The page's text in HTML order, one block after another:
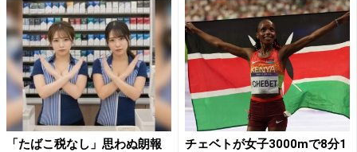
「たばこ税なし」思わぬ朗報
チェベトが女子3000mで8分1